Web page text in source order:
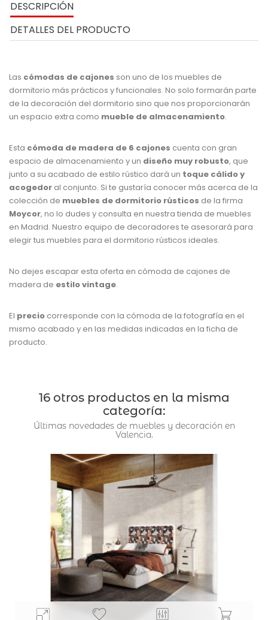
DESCRIPCIÓN
DETALLES DEL PRODUCTO
Las cómodas de cajones son uno de los muebles de
dormitorio más prácticos y funcionales. No solo formarán parte
de la decoración del dormitorio sino que nos proporcionarán
un espacio extra como mueble de almacenamiento.
Esta cómoda de madera de 6 cajones cuenta con gran
espacio de almacenamiento y un diseño muy robusto, que
junto a su acabado de estilo rústico dará un toque cálido y
acogedor al conjunto. Si te gustaría conocer más acerca de la
colección de muebles de dormitorio rústicos de la firma
Moycor, no lo dudes y consulta en nuestra tienda de muebles
en Madrid. Nuestro equipo de decoradores te asesorará para
elegir tus muebles para el dormitorio rústicos ideales.
No dejes escapar esta oferta en cómoda de cajones de
madera de estilo vintage.
El precio corresponde con la cómoda de la fotografía en el
mismo acabado y en las medidas indicadas en la ficha de
producto.
16 otros productos en la misma
categoría:
Últimas novedades de muebles y decoración en
Valencia.